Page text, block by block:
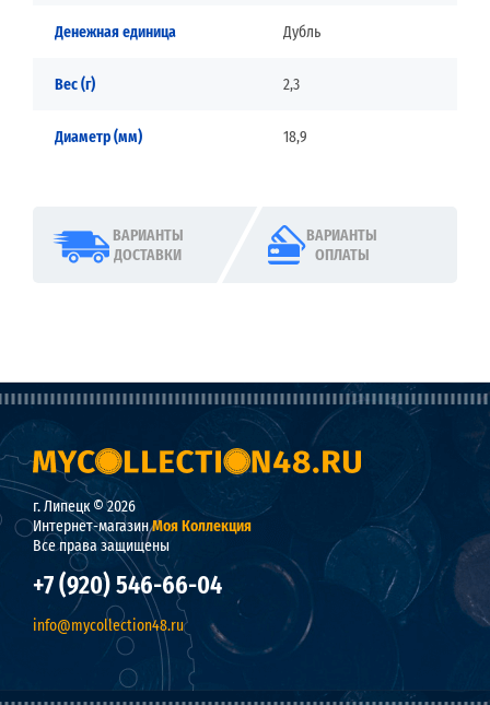
Денежная единица Дубль
Вес (г) 2,3
Диаметр (мм) 18,9
ВАРИАНТЫ
ДОСТАВКИ
ВАРИАНТЫ
ОПЛАТЫ
г. Липецк © 2026
Интернет-магазинМоя Коллекция
Все права защищены
+7 (920) 546-66-04
info@mycollection48.ru